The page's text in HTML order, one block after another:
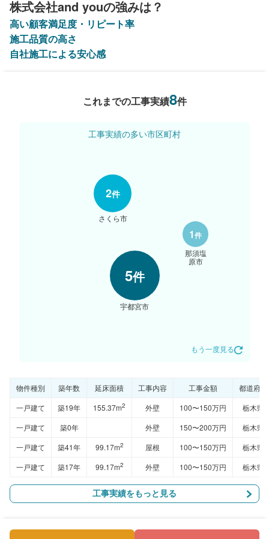
株式会社and youの強みは？
高い顧客満足度・リピート率
施工品質の高さ
自社施工による安心感
これまでの工事実績8件
5件
宇都宮市
2件
さくら市
1件
那須塩
原市
工事実績の多い市区町村
もう一度見る
物件種別 築年数 延床面積 工事内容 工事金額
都道府県
一戸建て
築19年 155.37m2 外壁 100〜150万円
栃木県
一戸建て
築0年 外壁 150〜200万円
栃木県
一戸建て
築41年 99.17m2 屋根 100〜150万円
栃木県
一戸建て
築17年 99.17m2 外壁 100〜150万円 栃木県
工事実績をもっと見る